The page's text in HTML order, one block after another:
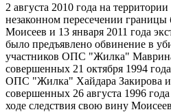
2 августа 2010 года на
незаконном пересечении
Моисеев и 13 января 2011 года
было предъявлено обвинение в
участников ОПС "Жилка"
совершенных 21 октября 1994
ОПС "Жилка" Хайдара Закирова
совершенных 26 августа 1996
ходе следствия свою вину